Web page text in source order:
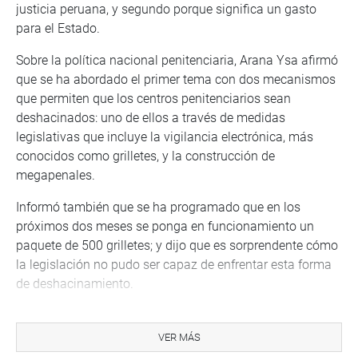
justicia peruana, y segundo porque significa un gasto
para el Estado.
Sobre la política nacional penitenciaria, Arana Ysa afirmó
que se ha abordado el primer tema con dos mecanismos
que permiten que los centros penitenciarios sean
deshacinados: uno de ellos a través de medidas
legislativas que incluye la vigilancia electrónica, más
conocidos como grilletes, y la construcción de
megapenales.
Informó también que se ha programado que en los
próximos dos meses se ponga en funcionamiento un
paquete de 500 grilletes; y dijo que es sorprendente cómo
la legislación no pudo ser capaz de enfrentar esta forma
de deshacinamiento.
se ha incorporado una nueva idea: los megapenales.
VER MÁS